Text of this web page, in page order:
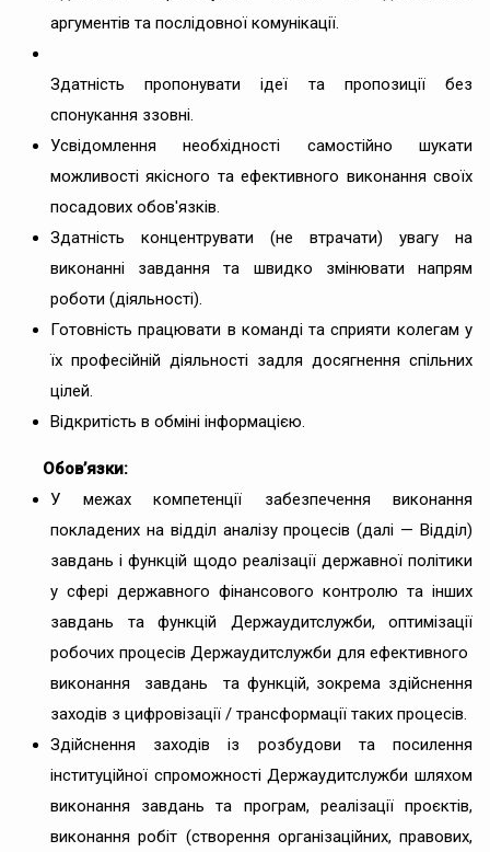
аргументів та послідовної комунікації.
Здатність пропонувати ідеї та пропозиції без
спонукання ззовні.
Усвідомлення необхідності самостійно шукати
можливості якісного та ефективного виконання своїх
посадових обов'язків.
Здатність концентрувати (не втрачати) увагу на
виконанні завдання та швидко змінювати напрям
роботи (діяльності).
Готовність працювати в команді та сприяти колегам у
їх професійній діяльності задля досягнення спільних
цілей.
Відкритість в обміні інформацією.
Обов’язки:
У межах компетенції забезпечення виконання
покладених на відділ аналізу процесів (далі — Відділ)
завдань i функцій щодо реалізації державної політики
у сфері державного фінансового контролю та інших
завдань та функцій Держаудитслужби, оптимізації
робочих процесів Держаудитслужби для ефективного
виконання завдань та функцій, зокрема здійснення
заходів з цифровізації / трансформації таких процесів.
Здійснення заходів із розбудови та посилення
інституційної спроможності Держаудитслужби шляхом
виконання завдань та програм, реалізації проєктів,
виконання робіт (створення організаційних, правових,